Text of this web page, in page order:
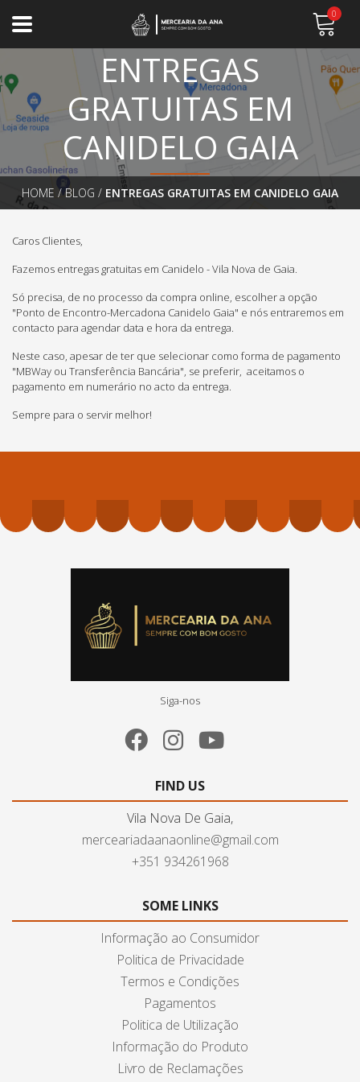
0
HOME / BLOG / ENTREGAS GRATUITAS EM CANIDELO GAIA
ENTREGAS
GRATUITAS EM
CANIDELO GAIA
Caros Clientes,
Fazemos entregas gratuitas em Canidelo - Vila Nova de Gaia.
Só precisa, de no processo da compra online, escolher a opção
"Ponto de Encontro-Mercadona Canidelo Gaia" e nós entraremos em
contacto para agendar data e hora da entrega.
Neste caso, apesar de ter que selecionar como forma de pagamento
"MBWay ou Transferência Bancária", se preferir, aceitamos o
pagamento em numerário no acto da entrega.
Sempre para o servir melhor!
Siga-nos
FIND US
Vila Nova De Gaia,
merceariadaanaonline@gmail.com
+351 934261968
SOME LINKS
Informação ao Consumidor
Politica de Privacidade
Termos e Condições
Pagamentos
Politica de Utilização
Informação do Produto
Livro de Reclamações